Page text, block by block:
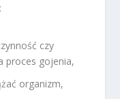
czy
proces gojenia,
organizm,